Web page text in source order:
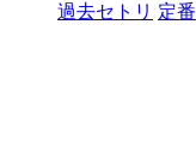
過去セトリ 定番